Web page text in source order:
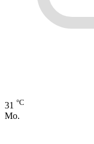
31 °C
Mo.